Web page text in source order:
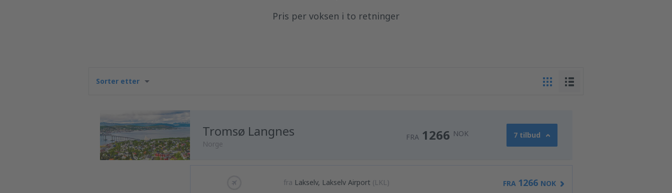
Pris per voksen i to retninger
Sorter etter
Tromsø Langnes
Norge
FRA 1266 NOK 7 tilbud
fra Lakselv, Lakselv Airport (LKL) FRA 1266 NOK